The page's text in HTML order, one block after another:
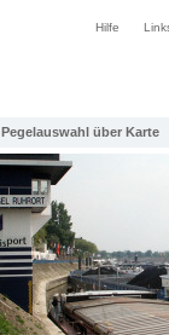
Hilfe
Pegelauswahl über Karte